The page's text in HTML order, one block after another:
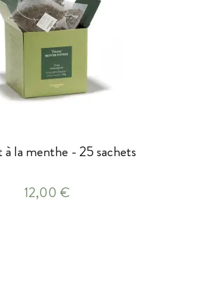
à la menthe - 25 sachets
12,00 €